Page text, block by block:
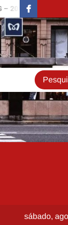
QUEIME
FaceBook
sábado,